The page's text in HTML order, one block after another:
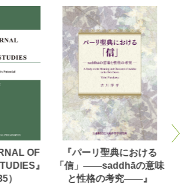
OF
』
）
『パーリ聖典における
「信」——saddhāの意味
と性格の考究——』